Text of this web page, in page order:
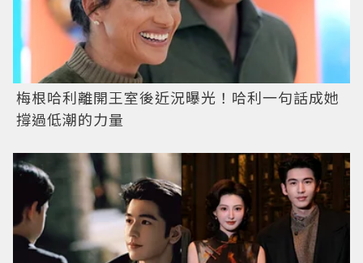
梅根哈利離開王室後近況曝光！哈利一句話成她
撐過低潮的力量